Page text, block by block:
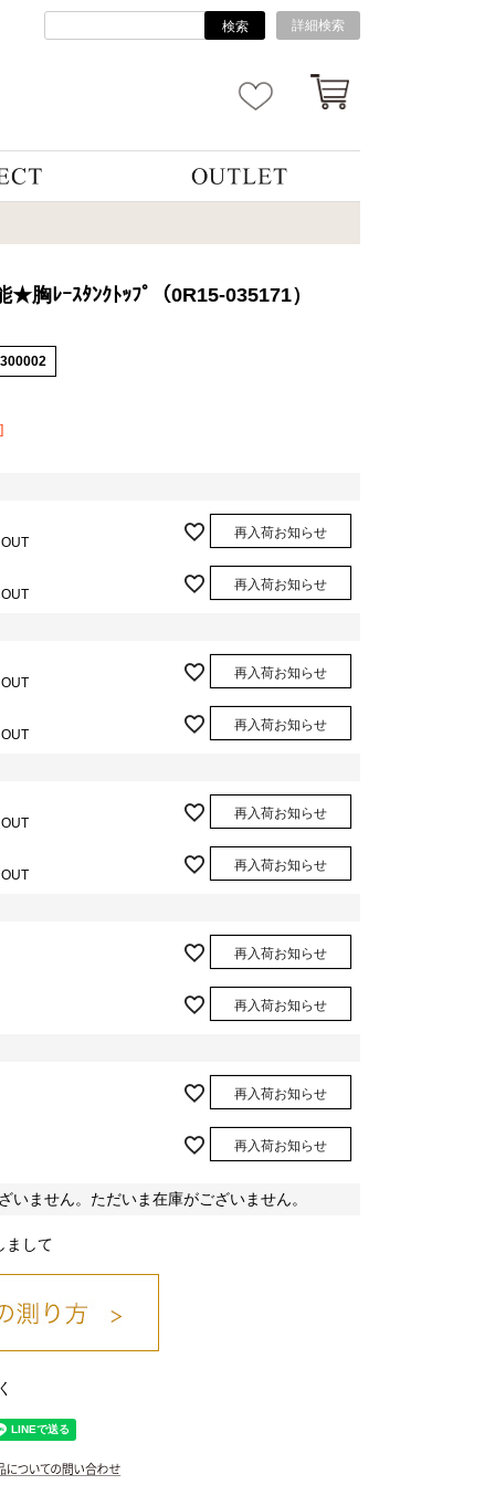
検索 詳細検索
ｸﾞﾚｰ/03
胸ﾚｰｽﾀﾝｸﾄｯﾌﾟ（0R15-035171）
再入荷お知らせ
再入荷お知らせ
再入荷お知らせ
再入荷お知らせ
再入荷お知らせ
再入荷お知らせ
再入荷お知らせ
再入荷お知らせ
再入荷お知らせ
再入荷お知らせ
いません。ただいま在庫がございません。
まして